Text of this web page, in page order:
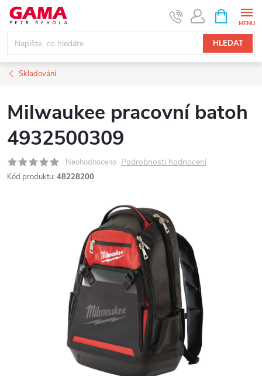
Přejít
obsah
HLEDAT
NÁKUPNÍ
KOŠÍK
Skladování
Milwaukee pracovní batoh
4932500309
Neohodnoceno Podrobnosti hodnocení
Kód produktu: 48228200